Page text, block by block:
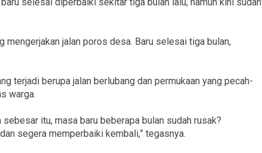
mengerjakan jalan poros desa. Baru selesai tiga bulan,
terjadi berupa jalan berlubang dan permukaan yang pecah-
warga.
sebesar itu, masa baru beberapa bulan sudah rusak?
segera memperbaiki kembali,” tegasnya.